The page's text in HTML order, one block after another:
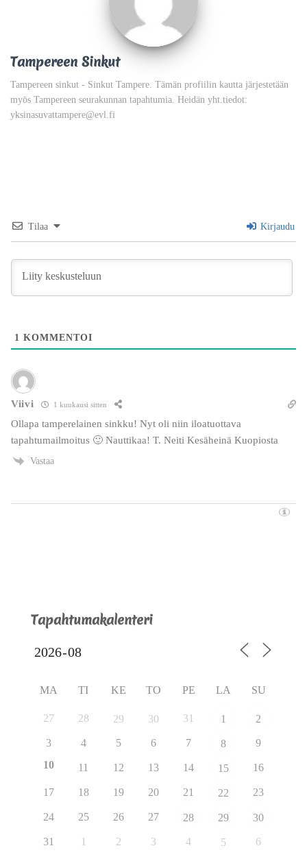
Tampereen Sinkut
Tampereen sinkut - Sinkut Tampere. Tämän profiilin kautta järjestetään
myös Tampereen seurakunnan tapahtumia. Heidän yht.tiedot:
yksinasuvattampere@evl.fi
Tilaa Kirjaudu
1 KOMMENTOI
Viivi 1 kuukausi sitten
Ollapa tamperelainen sinkku! Nyt oli niin iloatuottava
tapahtumailmoitus 🙂 Nauttikaa! T. Neiti Kesäheinä Kuopiosta
Vastaa
Tapahtumakalenteri
MA TI KE TO PE LA SU
27 28 29 30 31 1 2
3 4 5 6 7 8
9
10
11 12 13 14 15 16
17 18 19 20 21 22 23
24 25 26 27 28 29 30
31 1 2 3 4 5 6